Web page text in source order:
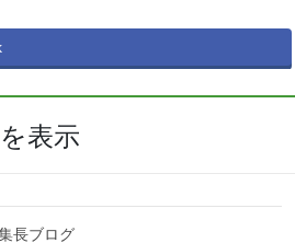
表示
長ブログ